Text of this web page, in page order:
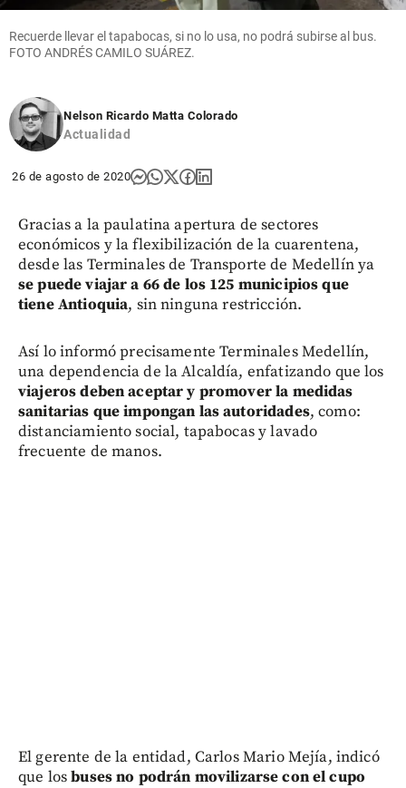
Recuerde llevar el tapabocas, si no lo usa, no podrá subirse al bus.
FOTO ANDRÉS CAMILO SUÁREZ.
Nelson Ricardo Matta Colorado
Actualidad
26 de agosto de 2020
Gracias a la paulatina apertura de sectores
económicos y la flexibilización de la cuarentena,
desde las Terminales de Transporte de Medellín ya
se puede viajar a 66 de los 125 municipiosque
tiene Antioquia, sin ninguna restricción.
Así lo informó precisamente Terminales Medellín,
una dependencia de la Alcaldía, enfatizando que los
viajeros deben aceptar y promover la medidas
sanitarias que impongan las autoridades, como:
distanciamiento social, tapabocas y lavado
frecuente de manos.
El gerente de la entidad, Carlos Mario Mejía, indicó
que losbusesno podrán movilizarse con el cupo